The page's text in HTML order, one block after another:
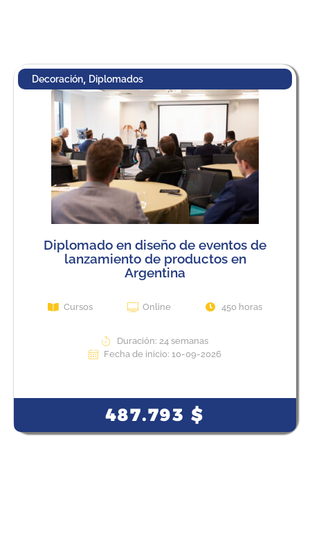
Decoración, Diplomados
Diplomado en diseño de eventos de
lanzamiento de productos en
Argentina
Cursos Online 450 horas
Duración: 24 semanas
Fecha de inicio: 10-09-2026
487.793 $